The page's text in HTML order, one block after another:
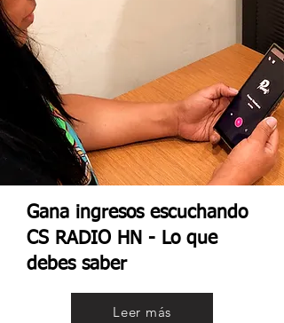
Gana ingresos escuchando
CS RADIO HN - Lo que
debes saber
Leer más